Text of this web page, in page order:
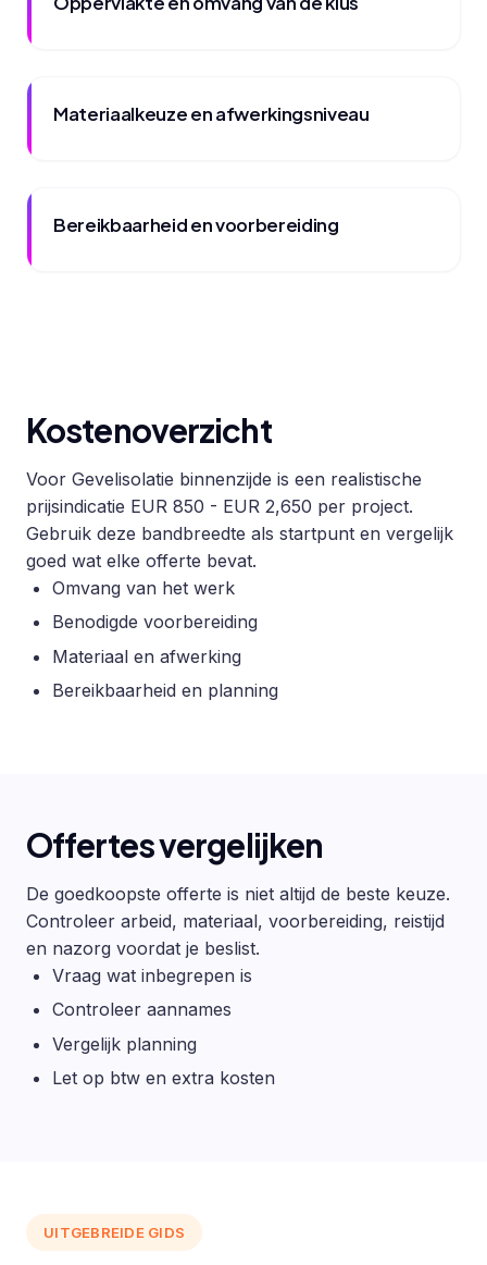
Materiaalkeuze en afwerkingsniveau
Bereikbaarheid en voorbereiding
Kostenoverzicht
Voor Gevelisolatie binnenzijde is een realistische
prijsindicatie EUR 850 - EUR 2,650 per project.
Gebruik deze bandbreedte als startpunt en vergelijk
goed wat elke offerte bevat.
Omvang van het werk
Benodigde voorbereiding
Materiaal en afwerking
Bereikbaarheid en planning
Offertes vergelijken
De goedkoopste offerte is niet altijd de beste keuze.
Controleer arbeid, materiaal, voorbereiding, reistijd
en nazorg voordat je beslist.
Vraag wat inbegrepen is
Controleer aannames
Vergelijk planning
Let op btw en extra kosten
UITGEBREIDE GIDS